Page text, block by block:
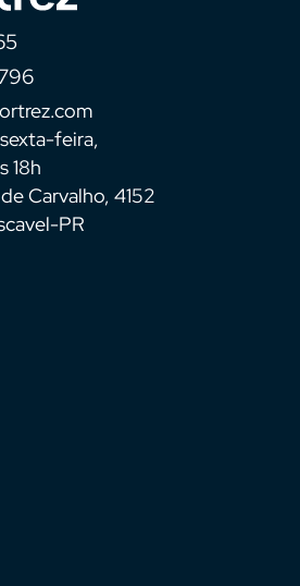
feira,
18h
Carvalho, 4152
PR